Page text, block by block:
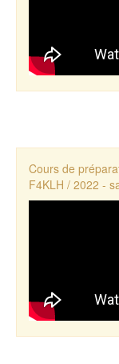
Cours de
F4KLH / 2022 -